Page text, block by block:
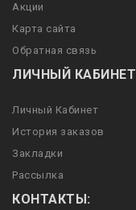
Акции
Карта сайта
Обратная связь
ЛИЧНЫЙ КАБИНЕТ
Личный Кабинет
История заказов
Закладки
Рассылка
КОНТАКТЫ: